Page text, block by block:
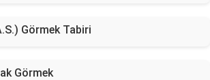
Görmek Tabiri
Görmek